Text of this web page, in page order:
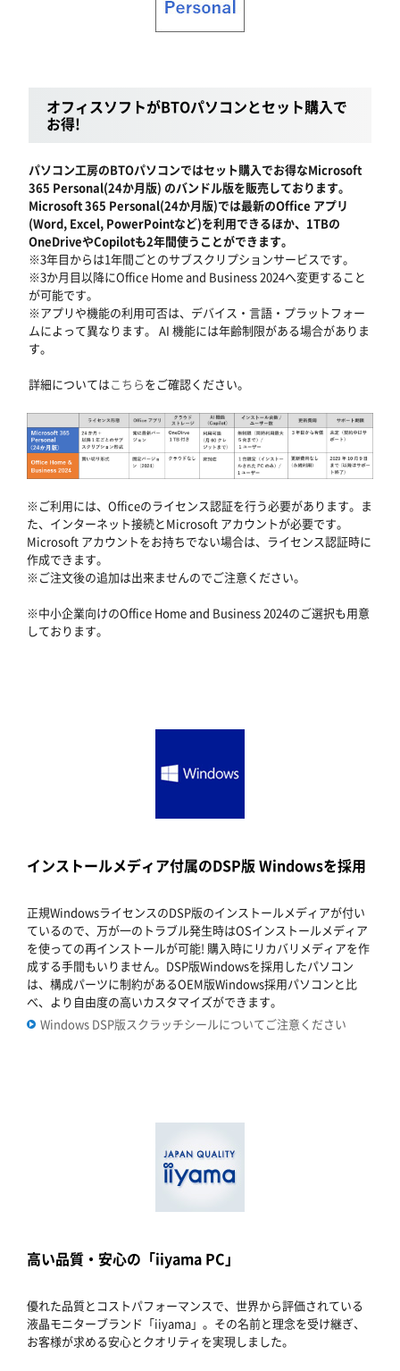
オフィスソフトがBTOパソコンとセット購入で
お得!
パソコン工房のBTOパソコンではセット購入でお得なMicrosoft
365 Personal(24か月版) のバンドル版を販売しております。
Microsoft 365 Personal(24か月版)では最新のOffice アプリ
(Word, Excel, PowerPointなど)を利用できるほか、1TBの
OneDriveやCopilotも2年間使うことができます。
※3年目からは1年間ごとのサブスクリプションサービスです。
※3か月目以降にOffice Home and Business 2024へ変更すること
が可能です。
※アプリや機能の利用可否は、デバイス・言語・プラットフォー
ムによって異なります。 AI 機能には年齢制限がある場合がありま
す。
詳細についてはこちらをご確認ください。
※ご利用には、Officeのライセンス認証を行う必要があります。ま
た、インターネット接続とMicrosoft アカウントが必要です。
Microsoft アカウントをお持ちでない場合は、ライセンス認証時に
作成できます。
※ご注文後の追加は出来ませんのでご注意ください。
※中小企業向けのOffice Home and Business 2024のご選択も用意
しております。
インストールメディア付属のDSP版 Windowsを採用
正規WindowsライセンスのDSP版のインストールメディアが付い
ているので、万が一のトラブル発生時はOSインストールメディア
を使っての再インストールが可能! 購入時にリカバリメディアを作
成する手間もいりません。DSP版Windowsを採用したパソコン
は、構成パーツに制約があるOEM版Windows採用パソコンと比
べ、より自由度の高いカスタマイズができます。
Windows DSP版スクラッチシールについてご注意ください
高い品質・安心の「iiyama PC」
優れた品質とコストパフォーマンスで、世界から評価されている
液晶モニターブランド「iiyama」。その名前と理念を受け継ぎ、
お客様が求める安心とクオリティを実現しました。